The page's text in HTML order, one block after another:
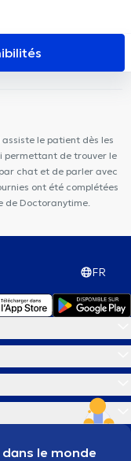
(Co-intervention)
Cabinet
Pluridisciplinaire
Centre
le patient dès les
permettant de trouver le
chat et de parler avec
ont été complétées
de Doctoranytime.
FR
le monde